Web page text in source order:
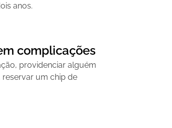
anos.
complicações
providenciar alguém
um chip de